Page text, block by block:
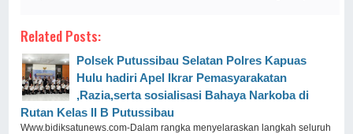
Related Posts:
Polsek Putussibau Selatan Polres Kapuas
Hulu hadiri Apel Ikrar Pemasyarakatan
,Razia,serta sosialisasi Bahaya Narkoba di
Rutan Kelas II B Putussibau
Www.bidiksatunews.com-Dalam rangka menyelaraskan langkah seluruh